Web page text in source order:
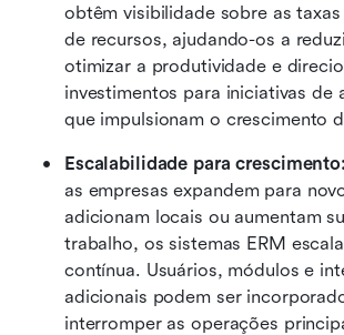
obtêm visibilidade sobre as
de recursos, ajudando-os a
otimizar a produtividade e
investimentos para iniciativas de
que impulsionam o crescimento
Escalabilidade para crescimento:
as empresas expandem para
adicionam locais ou aumentam
trabalho, os sistemas ERM
contínua. Usuários, módulos e
adicionais podem ser
interromper as operações